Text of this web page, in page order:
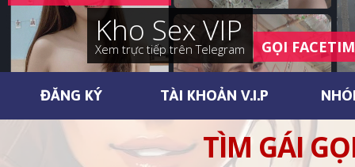
Kho Sex VIP
Xem trực tiếp trên Telegram GỌI
ĐĂNG KÝ TÀI KHOẢN V.I.P
TÌM GÁI